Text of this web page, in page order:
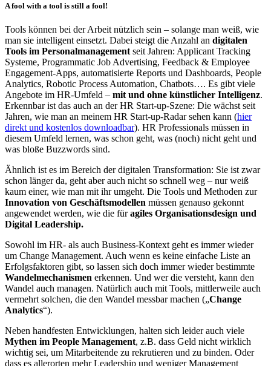
A fool with a tool is still a fool!
Tools können bei der Arbeit nützlich sein – solange man weiß, wie
man sie intelligent einsetzt. Dabei steigt die Anzahl an digitalen
Tools im Personalmanagement seit Jahren: Applicant Tracking
Systeme, Programmatic Job Advertising, Feedback & Employee
Engagement-Apps, automatisierte Reports und Dashboards, People
Analytics, Robotic Process Automation, Chatbots…. Es gibt viele
Angebote im HR-Umfeld – mit und ohne künstlicher Intelligenz.
Erkennbar ist das auch an der HR Start-up-Szene: Die wächst seit
Jahren, wie man an meinem HR Start-up-Radar sehen kann (hier
direkt und kostenlos downloadbar). HR Professionals müssen in
diesem Umfeld lernen, was schon geht, was (noch) nicht geht und
was bloße Buzzwords sind.
Ähnlich ist es im Bereich der digitalen Transformation: Sie ist zwar
schon länger da, geht aber auch nicht so schnell weg – nur weiß
kaum einer, wie man mit ihr umgeht. Die Tools und Methoden zur
Innovation von Geschäftsmodellen müssen genauso gekonnt
angewendet werden, wie die füragiles Organisationsdesign und
Digital Leadership.
Sowohl im HR- als auch Business-Kontext geht es immer wieder
um Change Management. Auch wenn es keine einfache Liste an
Erfolgsfaktoren gibt, so lassen sich doch immer wieder bestimmte
Wandelmechanismen erkennen. Und wer die versteht, kann den
Wandel auch managen. Natürlich auch mit Tools, mittlerweile auch
vermehrt solchen, die den Wandel messbar machen („Change
Analytics“).
Neben handfesten Entwicklungen, halten sich leider auch viele
Mythen im People Management, z.B. dass Geld nicht wirklich
wichtig sei, um Mitarbeitende zu rekrutieren und zu binden. Oder
dass es allerorten mehr Leadership und weniger Management